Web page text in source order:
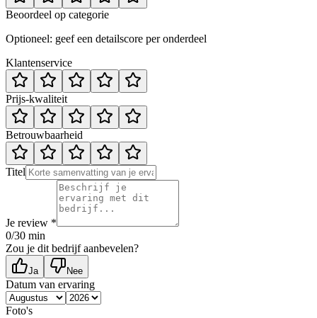
Beoordeel op categorie
Optioneel: geef een detailscore per onderdeel
Klantenservice
Prijs-kwaliteit
Betrouwbaarheid
Titel
Je review *
0/30 min
Zou je dit bedrijf aanbevelen?
Ja Nee
Datum van ervaring
Foto's